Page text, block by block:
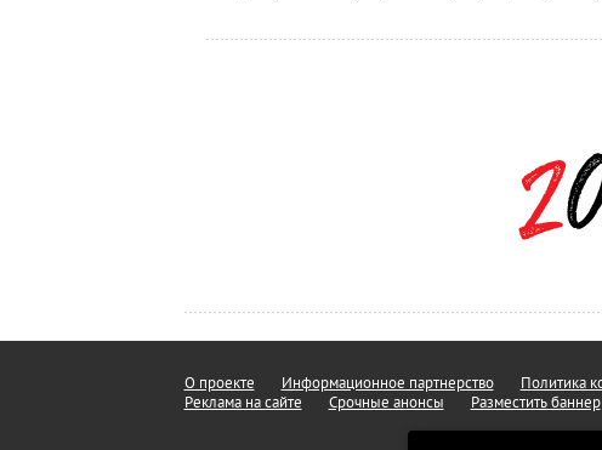
О проекте Информационное партнерство Политика
Реклама на сайте
Срочные анонсы Разместить баннер